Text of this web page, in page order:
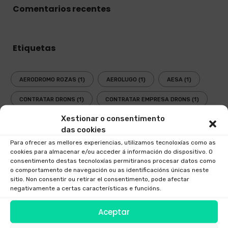
Xestionar o consentimento
das cookies
Para ofrecer as mellores experiencias, utilizamos tecnoloxías como as
cookies para almacenar e/ou acceder á información do dispositivo. O
consentimento destas tecnoloxías permitiranos procesar datos como
o comportamento de navegación ou as identificacións únicas neste
sitio. Non consentir ou retirar el consentimento, pode afectar
negativamente a certas características e funcións.
Aceptar
Comentarios recentes
Etiquetas
AERODROMO ROZAS (1) AEROLUGO (1) AESA (1)
CONTRATAR DRONS (1) CONTRATAR EMPRESA DRONS (1)
CRITERIUM AERONAUTICO GALICIA(1) DRON(1)
DRONE DRONS GALICIA (1)
DRONS IMPACTO AMBIENTAL(1)
DRONS IMPACTO AMBIENTAL POSTITIVO(1)
DRONS PARA MANTEMENTO GALICIA(1)